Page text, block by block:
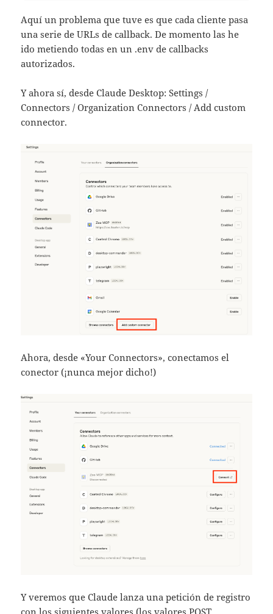
Aquí un problema que tuve es que cada cliente pasa
una serie de URLs de callback. De momento las he
ido metiendo todas en un .env de callbacks
autorizados.
Y ahora sí, desde Claude Desktop: Settings /
Connectors / Organization Connectors / Add custom
connector.
Ahora, desde «Your Connectors», conectamos el
conector (¡nunca mejor dicho!)
Y veremos que Claude lanza una petición de registro